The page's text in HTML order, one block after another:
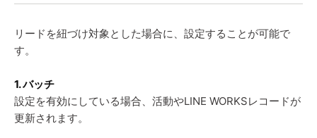
リードを紐づけ対象とした場合に、設定することが可能で
す。
1. バッチ
設定を有効にしている場合、活動やLINE WORKSレコードが
更新されます。